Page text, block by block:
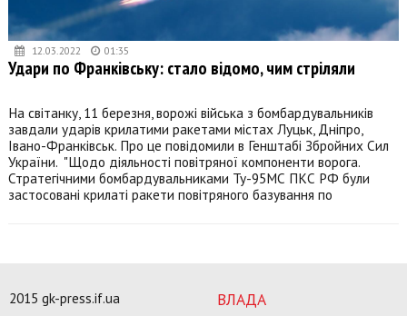
12.03.2022 01:35
Удари по Франківську: стало відомо, чим стріляли
На світанку, 11 березня, ворожі війська з бомбардувальників
завдали ударів крилатими ракетами містах Луцьк, Дніпро,
Івано-Франківськ. Про це повідомили в Генштабі Збройних Сил
України. "Щодо діяльності повітряної компоненти ворога.
Стратегічними бомбардувальниками Ту-95МС ПКС РФ були
застосовані крилаті ракети повітряного базування по
ВЛАДА
2015 gk-press.if.ua